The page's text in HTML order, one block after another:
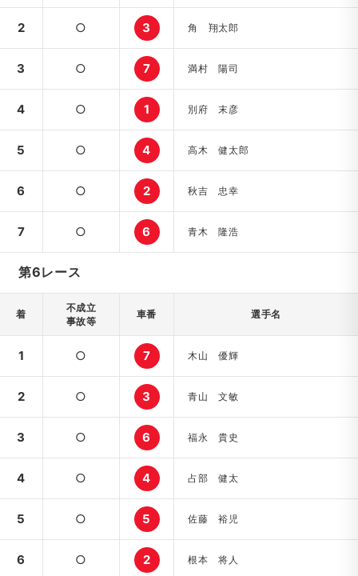
2 ○ 3 角 翔太郎
3 ○ 7 満村 陽司
4 ○ 1 別府 末彦
5 ○ 4 高木 健太郎
6 ○ 2 秋吉 忠幸
7 ○ 6 青木 隆浩
第6レース
着
不成立
事故等
車番 選手名
1 ○ 7 木山 優輝
2 ○ 3 青山 文敏
3 ○ 6 福永 貴史
4 ○ 4 占部 健太
5 ○ 5 佐藤 裕児
6 ○ 2 根本 将人